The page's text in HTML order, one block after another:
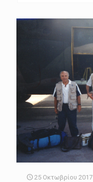
25 Οκτωβρίου 2017